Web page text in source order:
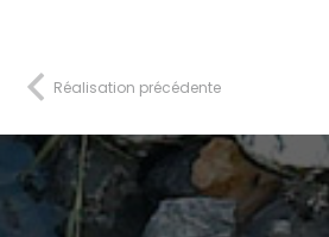
Réalisation précédente